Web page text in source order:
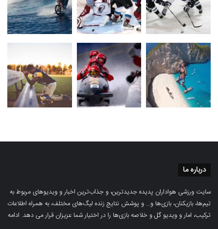
درباره ما
سایت ورزشی هواداران پدیده جدیدترین، و جذاب‌ترین اخبار و ویدیوهای مربوط به
تیم‌ها، بازیکنان، بازی‌ها و… و پوشش نتایج زنده لیگ‌های مختلف، به همراه اطلاعات
ترکیب، امار و ویدیو‌‌ گل‌ و خلاصه بازی‌ها را در اختیار شما عزیزان قرار می دهد. ادامه